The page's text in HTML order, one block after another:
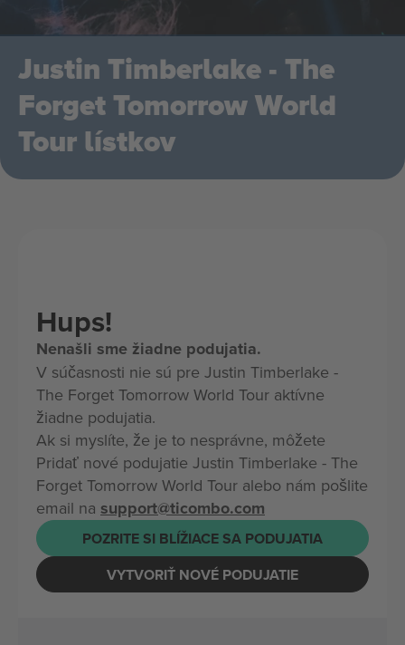
Justin Timberlake - The
Forget Tomorrow World
Tour lístkov
Hups!
Nenašli sme žiadne podujatia.
V súčasnosti nie sú pre Justin Timberlake -
The Forget Tomorrow World Tour aktívne
žiadne podujatia.
Ak si myslíte, že je to nesprávne, môžete
Pridať nové podujatie Justin Timberlake - The
Forget Tomorrow World Tour alebo nám pošlite
email na support@ticombo.com
POZRITE SI BLÍŽIACE SA PODUJATIA
VYTVORIŤ NOVÉ PODUJATIE